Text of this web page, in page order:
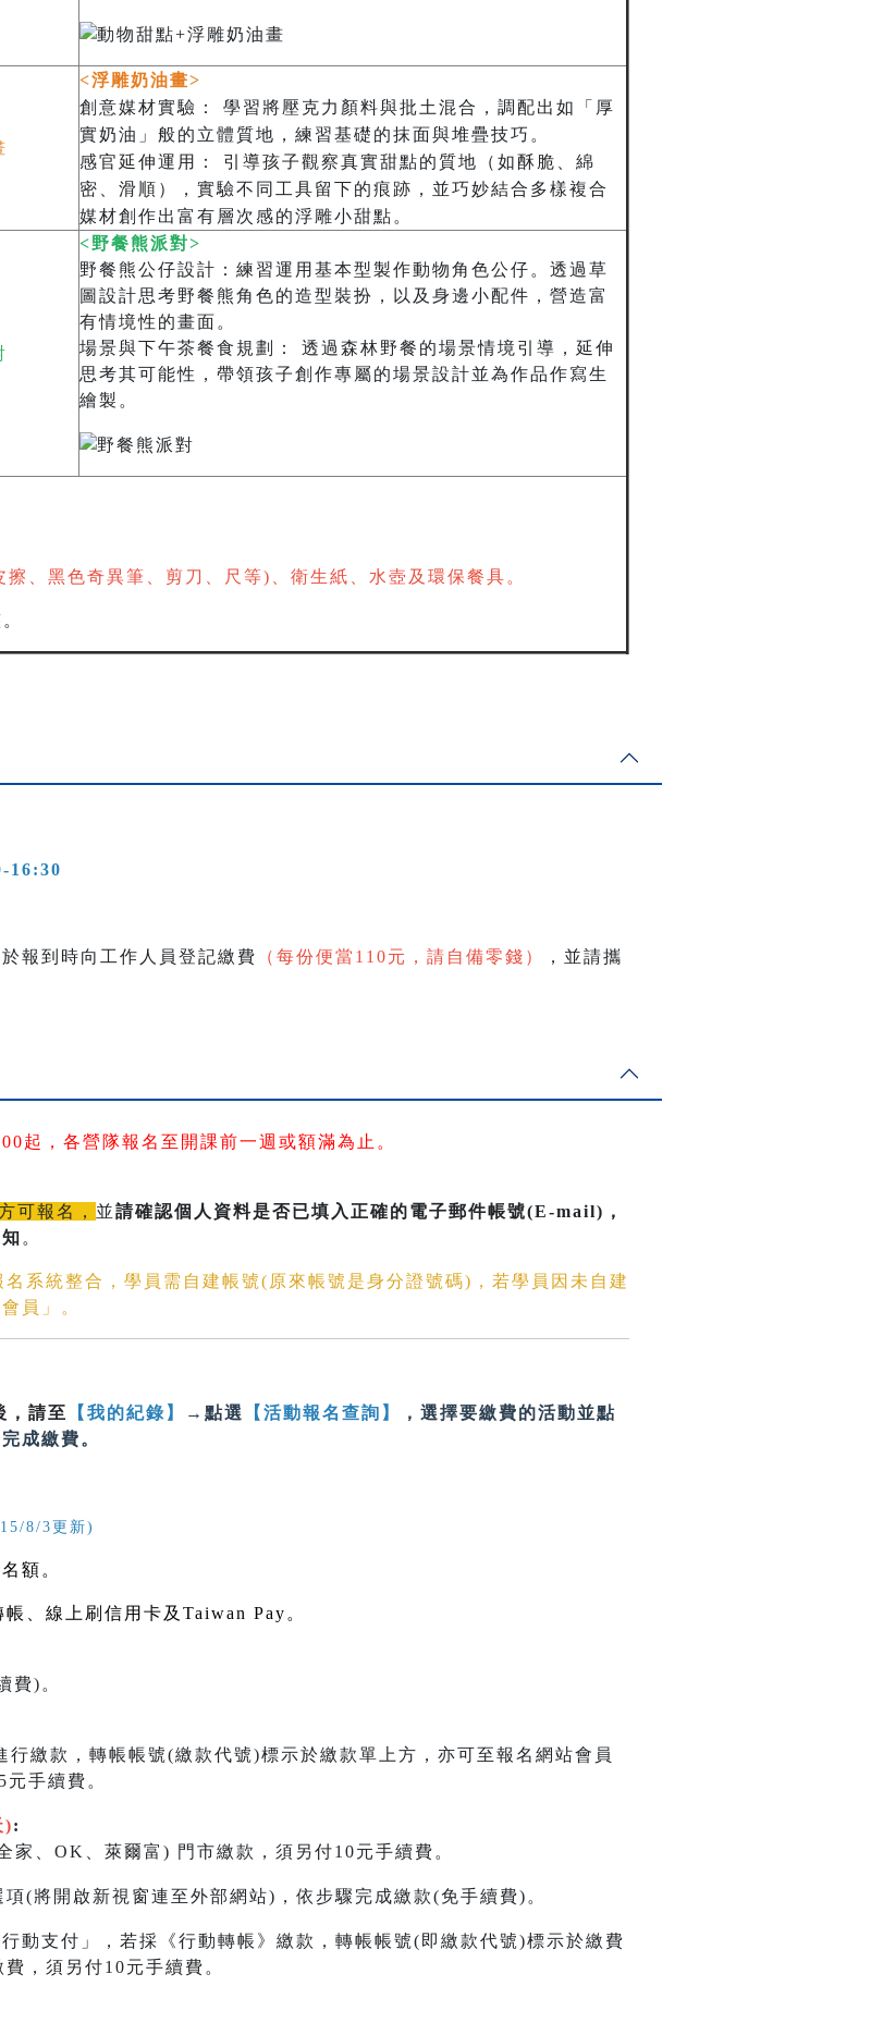
<浮雕奶油畫>
創意媒材實驗： 學習將壓克力顏料與批土混合，調配出如「厚
實奶油」般的立體質地，練習基礎的抹面與堆疊技巧。
感官延伸運用： 引導孩子觀察真實甜點的質地（如酥脆、綿
密、滑順），實驗不同工具留下的痕跡，並巧妙結合多樣複合
媒材創作出富有層次感的浮雕小甜點。
<野餐熊派對>
野餐熊公仔設計：練習運用基本型製作動物角色公仔。透過草
圖設計思考野餐熊角色的造型裝扮，以及身邊小配件，營造富
有情境性的畫面。
場景與下午茶餐食規劃： 透過森林野餐的場景情境引導，延伸
思考其可能性，帶領孩子創作專屬的場景設計並為作品作寫生
繪製。
、黑色奇異筆、剪刀、尺等)、衛生紙、水壺及環保餐具。
16:30
報到時向工作人員登記繳費 （每份便當110元，請自備零錢）
，並請攜
起，各營隊報名至開課前一週或額滿為止。
可報名， 並請確認個人資料是否已填入正確的電子郵件帳號(E-mail) ，
。
系統整合，學員需自建帳號(原來帳號是身分證號碼)，若學員因未自建
員」。
，請至 【我的紀錄】 →點選 【活動報名查詢】
，選擇要繳費的活動並點
成繳費。
8/3更新)
額。
帳、線上刷信用卡及 Taiwan Pay 。
費)。
繳款，轉帳帳號(繳款代號)標示於繳款單上方，亦可至報名網站會員
手續費。
):
家、OK、萊爾富) 門市繳款，須另付10元手續費。
(將開啟新視窗連至外部網站)，依步驟完成繳款(免手續費)。
行動支付」，若採《行動轉帳》繳款，轉帳帳號(即繳款代號)標示於繳費
，須另付10元手續費。